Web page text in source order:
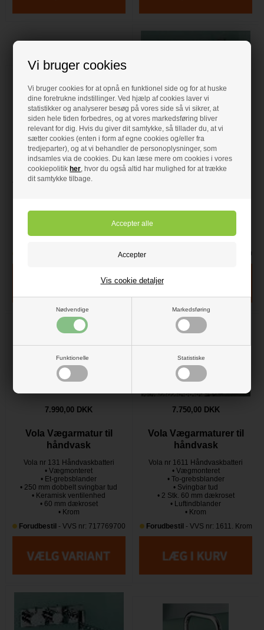
Vi bruger cookies
Vi bruger cookies for at opnå en funktionel side og for at huske
dine foretrukne indstillinger. Ved hjælp af cookies laver vi
statistikker og analyserer besøg på vores side så vi sikrer, at
siden hele tiden forbedres, og at vores markedsføring bliver
relevant for dig. Hvis du giver dit samtykke, så tillader du, at vi
sætter cookies (enten i form af egne cookies og/eller fra
tredjeparter), og at vi behandler de personoplysninger, som
indsamles via de cookies. Du kan læse mere om cookies i vores
cookiepolitikher , hvor du også altid har mulighed for at trække
dit samtykke tilbage.
Nødvendige Markedsføring
Funktionelle Statistiske
Vis cookie detaljer
1.339,00 DKK
Vola 1/2" vinkelstopventil
- VVS nr: 727619600
8.190,00 DKK
Vola 1511 Vægarmatur til
håndvask L
Vola nr 1511 Håndvaskbatteri
• Vandbesparende luftindblander
Forudbestil - VVS nr: 717786700
7.990,00 DKK
Vola Vægarmatur til
håndvask
Vola nr 131 Håndvaskbatteri
• Vægmonteret
• Et-grebsblander
• 250 mm dobbelt svingbar tud
• Keramisk ventilenhed
• 60 mm dækroset
• Krom
Forudbestil - VVS nr: 717769700
7.750,00 DKK
Vola Vægarmaturer til
håndvask
Vola nr 1611 Håndvaskbatteri
• Vægmonteret
• To-grebsblander
• Svingbar tud
• 2 Stk. 60 mm dækroset
• Luftindblander
• Krom
Forudbestil - VVS nr: 1611. Krom